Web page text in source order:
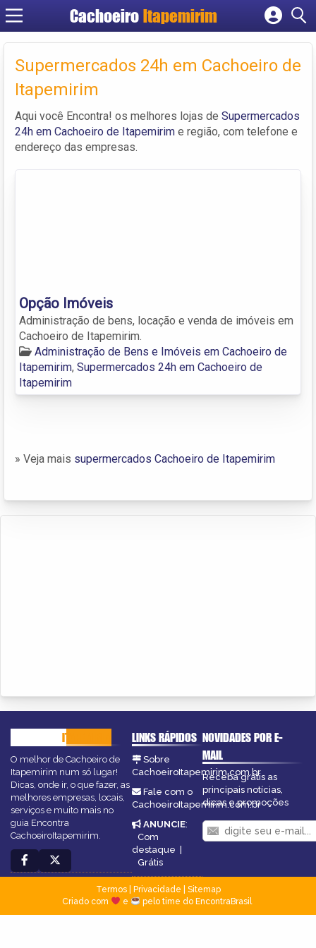
Cachoeiro Itapemirim
Cadastrar empresa
Criar conta
Supermercados 24h em Cachoeiro de
Itapemirim
Aqui você Encontra! os melhores lojas de Supermercados
24h em Cachoeiro de Itapemirim e região, com telefone e
endereço das empresas.
Opção Imóveis
Administração de bens, locação e venda de imóveis em
Cachoeiro de Itapemirim.
Administração de Bens e Imóveis em Cachoeiro de
Itapemirim, Supermercados 24h em Cachoeiro de
Itapemirim
» Veja mais supermercados Cachoeiro de Itapemirim
ITAPEMIRIM
O melhor de Cachoeiro de
Itapemirim num só lugar!
Dicas, onde ir, o que fazer, as
melhores empresas, locais,
serviços e muito mais no
guia Encontra
CachoeiroItapemirim.
LINKS RÁPIDOS
Sobre
CachoeiroItapemirim.com.br
Fale com o
CachoeiroItapemirim.com.br
ANUNCIE:
Com
destaque |
Grátis
NOVIDADES POR E-
MAIL
Receba grátis as
principais notícias,
dicas e promoções
Termos| Privacidade
Sitemap
Criado com
e pelo time do EncontraBrasil